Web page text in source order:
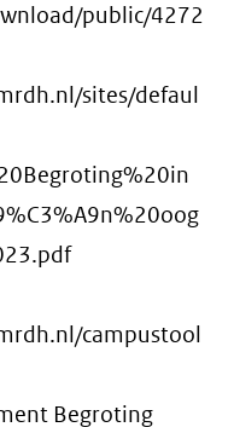
public/4272
sites/defaul
campustool
Begroting